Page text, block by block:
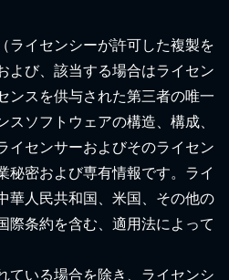
ライセンシーが許可した複製を
よび、該当する場合はライセン
ンスを供与された第三者の唯一
ソフトウェアの構造、構成、
イセンサーおよびそのライセン
秘密および専有情報です。ライ
華人民共和国、米国、その他の
際条約を含む、適用法によって
ている場合を除き、ライセンシ